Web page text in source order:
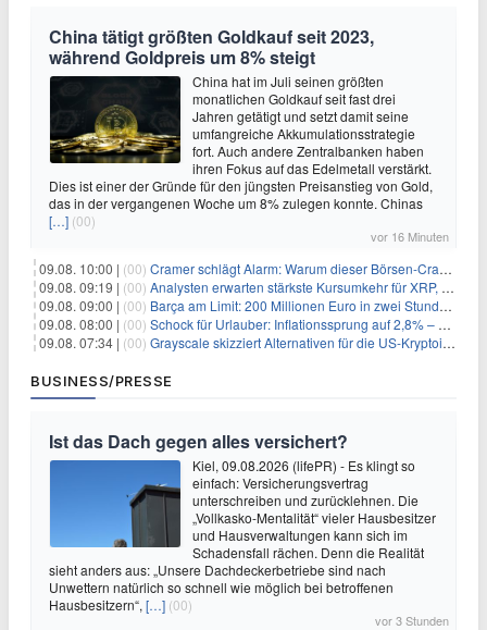
China tätigt größten Goldkauf seit 2023,
während Goldpreis um 8% steigt
China hat im Juli seinen größten
monatlichen Goldkauf seit fast drei
Jahren getätigt und setzt damit seine
umfangreiche Akkumulationsstrategie
fort. Auch andere Zentralbanken haben
ihren Fokus auf das Edelmetall verstärkt.
Dies ist einer der Gründe für den jüngsten Preisanstieg von Gold,
das in der vergangenen Woche um 8% zulegen konnte. Chinas
[…] (00)
vor 16 Minuten
09.08. 10:00 | (00) Cramer schlägt Alarm: Warum dieser Börsen-Crash die beste Einstiegschance seit Monaten ist
09.08. 09:19 | (00) Analysten erwarten stärkste Kursumkehr für XRP, während Polymarket skeptisch bleibt
09.08. 09:00 | (00) Barça am Limit: 200 Millionen Euro in zwei Stunden – warum dieser Schuldentrip hochgefährlich wird
09.08. 08:00 | (00) Schock für Urlauber: Inflationssprung auf 2,8% – Diese Preise explodieren jetzt
09.08. 07:34 | (00) Grayscale skizziert Alternativen für die US-Kryptoindustrie ohne CLARITY Act
BUSINESS/PRESSE
Ist das Dach gegen alles versichert?
Kiel, 09.08.2026 (lifePR) - Es klingt so
einfach: Versicherungsvertrag
unterschreiben und zurücklehnen. Die
„Vollkasko-Mentalität“ vieler Hausbesitzer
und Hausverwaltungen kann sich im
Schadensfall rächen. Denn die Realität
sieht anders aus: „Unsere Dachdeckerbetriebe sind nach
Unwettern natürlich so schnell wie möglich bei betroffenen
Hausbesitzern“, […] (00)
vor 3 Stunden